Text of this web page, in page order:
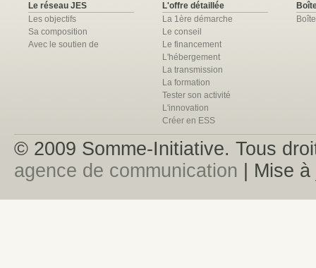
Le réseau JES
Les objectifs
Sa composition
Avec le soutien de
L'offre détaillée
La 1ère démarche
Le conseil
Le financement
L'hébergement
La transmission
La formation
Tester son activité
L'innovation
Créer en ESS
© 2009 Somme-Initiative. Tous
agence de communication | Mise